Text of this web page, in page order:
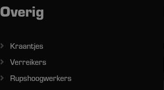
Overig
Kraantjes
Verreikers
Rupshoogwerkers